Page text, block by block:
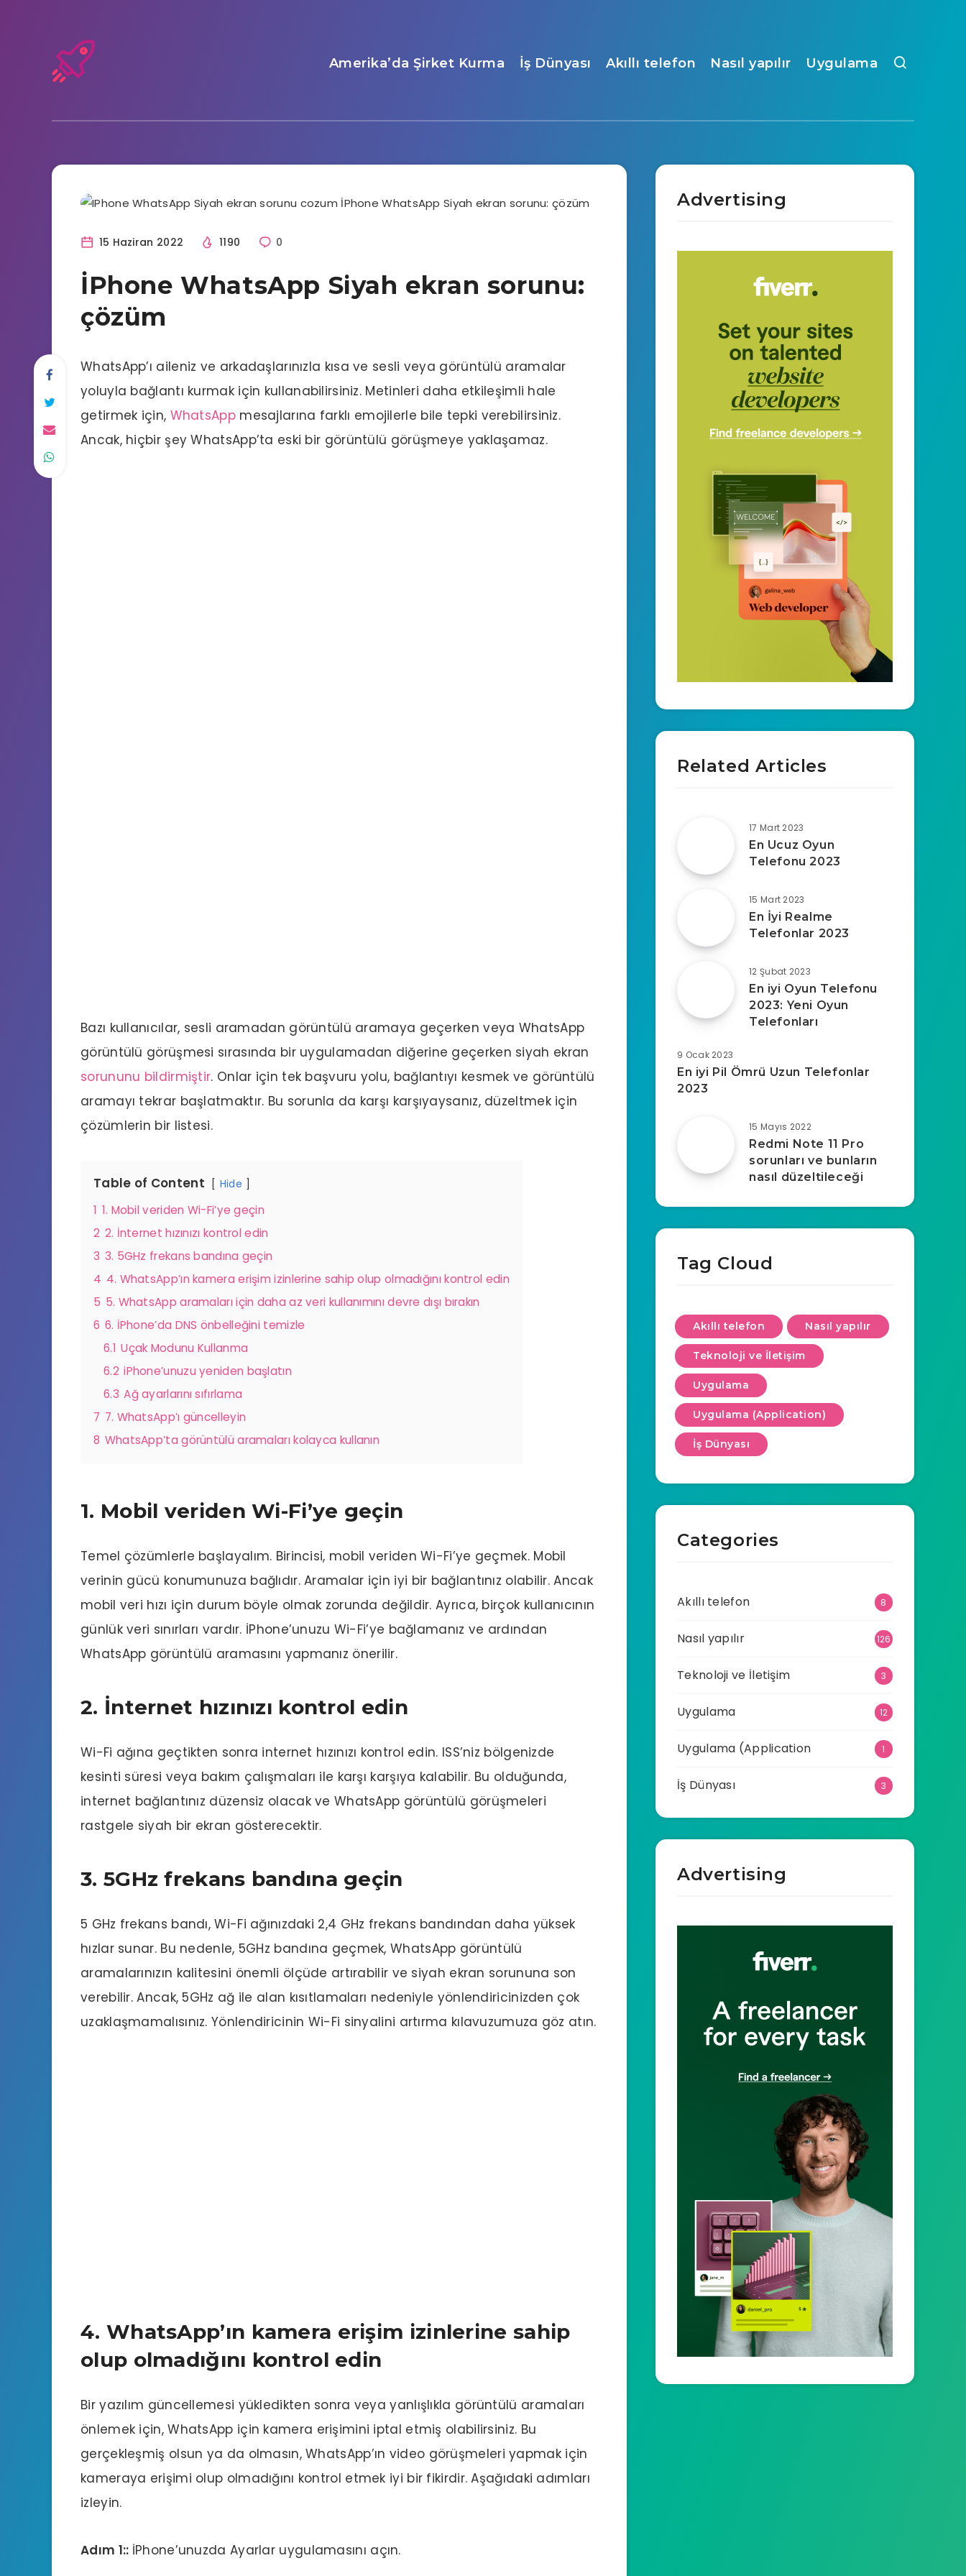
Amerika’da Şirket Kurma İş Dünyası Akıllı telefon Nasıl yapılır Uygulama
15 Haziran 2022 1190 0
İPhone WhatsApp Siyah ekran sorunu:
çözüm
WhatsApp’ı aileniz ve arkadaşlarınızla kısa ve sesli veya görüntülü aramalar
yoluyla bağlantı kurmak için kullanabilirsiniz. Metinleri daha etkileşimli hale
getirmek için, WhatsAppmesajlarına farklı emojilerle bile tepki verebilirsiniz.
Ancak, hiçbir şey WhatsApp’ta eski bir görüntülü görüşmeye yaklaşamaz.
Bazı kullanıcılar, sesli aramadan görüntülü aramaya geçerken veya WhatsApp
görüntülü görüşmesi sırasında bir uygulamadan diğerine geçerken siyah ekran
sorununu bildirmiştir. Onlar için tek başvuru yolu, bağlantıyı kesmek ve görüntülü
aramayı tekrar başlatmaktır. Bu sorunla da karşı karşıyaysanız, düzeltmek için
çözümlerin bir listesi.
Table of Content Hide
1 1. Mobil veriden Wi-Fi’ye geçin
2 2. İnternet hızınızı kontrol edin
3 3. 5GHz frekans bandına geçin
4 4. WhatsApp’ın kamera erişim izinlerine sahip olup olmadığını kontrol edin
5 5. WhatsApp aramaları için daha az veri kullanımını devre dışı bırakın
6 6. İPhone’da DNS önbelleğini temizle
6.1 Uçak Modunu Kullanma
6.2 iPhone’unuzu yeniden başlatın
6.3 Ağ ayarlarını sıfırlama
7 7. WhatsApp’ı güncelleyin
8 WhatsApp’ta görüntülü aramaları kolayca kullanın
1. Mobil veriden Wi-Fi’ye geçin
Temel çözümlerle başlayalım. Birincisi, mobil veriden Wi-Fi’ye geçmek. Mobil
verinin gücü konumunuza bağlıdır. Aramalar için iyi bir bağlantınız olabilir. Ancak
mobil veri hızı için durum böyle olmak zorunda değildir. Ayrıca, birçok kullanıcının
günlük veri sınırları vardır. İPhone’unuzu Wi-Fi’ye bağlamanız ve ardından
WhatsApp görüntülü aramasını yapmanız önerilir.
2. İnternet hızınızı kontrol edin
Wi-Fi ağına geçtikten sonra internet hızınızı kontrol edin. ISS’niz bölgenizde
kesinti süresi veya bakım çalışmaları ile karşı karşıya kalabilir. Bu olduğunda,
internet bağlantınız düzensiz olacak ve WhatsApp görüntülü görüşmeleri
rastgele siyah bir ekran gösterecektir.
3. 5GHz frekans bandına geçin
5 GHz frekans bandı, Wi-Fi ağınızdaki 2,4 GHz frekans bandından daha yüksek
hızlar sunar. Bu nedenle, 5GHz bandına geçmek, WhatsApp görüntülü
aramalarınızın kalitesini önemli ölçüde artırabilir ve siyah ekran sorununa son
verebilir. Ancak, 5GHz ağ ile alan kısıtlamaları nedeniyle yönlendiricinizden çok
uzaklaşmamalısınız. Yönlendiricinin Wi-Fi sinyalini artırma kılavuzumuza göz atın.
4. WhatsApp’ın kamera erişim izinlerine sahip
olup olmadığını kontrol edin
Bir yazılım güncellemesi yükledikten sonra veya yanlışlıkla görüntülü aramaları
önlemek için, WhatsApp için kamera erişimini iptal etmiş olabilirsiniz. Bu
gerçekleşmiş olsun ya da olmasın, WhatsApp’ın video görüşmeleri yapmak için
kameraya erişimi olup olmadığını kontrol etmek iyi bir fikirdir. Aşağıdaki adımları
izleyin.
Adım 1:: İPhone’unuzda Ayarlar uygulamasını açın.
Advertising
Related Articles
17 Mart 2023
En Ucuz Oyun
Telefonu 2023
15 Mart 2023
En İyi Realme
Telefonlar 2023
12 Şubat 2023
En iyi Oyun Telefonu
2023: Yeni Oyun
Telefonları
9 Ocak 2023
En iyi Pil Ömrü Uzun Telefonlar
2023
15 Mayıs 2022
Redmi Note 11 Pro
sorunları ve bunların
nasıl düzeltileceği
Tag Cloud
Akıllı telefon Nasıl yapılır
Teknoloji ve İletişim
Uygulama
Uygulama (Application)
İş Dünyası
Categories
Akıllı telefon 8
Nasıl yapılır 126
Teknoloji ve İletişim 3
Uygulama 12
Uygulama (Application 1
İş Dünyası 3
Advertising